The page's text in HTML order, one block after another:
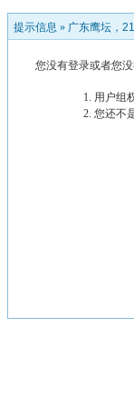
提示信息 » 广东鹰坛，
您没有登录或者您
用户组
您还不